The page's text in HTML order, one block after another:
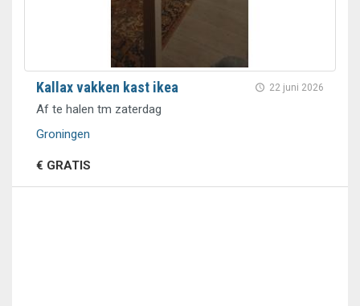
22 juni 2026
Kallax vakken kast ikea
Af te halen tm zaterdag
Groningen
€ GRATIS